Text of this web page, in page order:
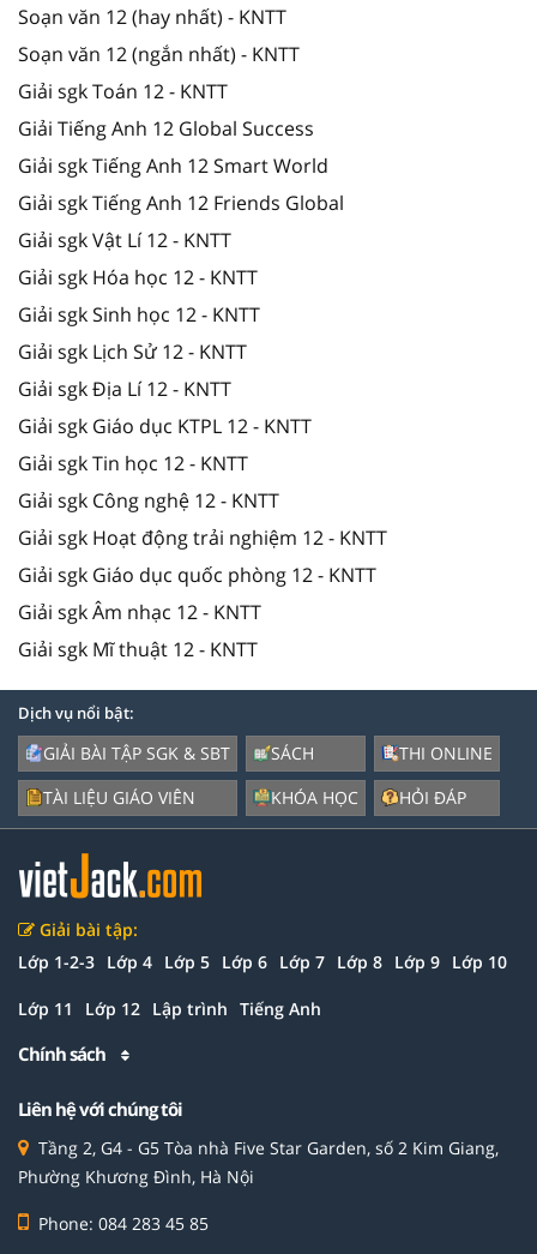
Soạn văn 12 (hay nhất) - KNTT
Soạn văn 12 (ngắn nhất) - KNTT
Giải sgk Toán 12 - KNTT
Giải Tiếng Anh 12 Global Success
Giải sgk Tiếng Anh 12 Smart World
Giải sgk Tiếng Anh 12 Friends Global
Giải sgk Vật Lí 12 - KNTT
Giải sgk Hóa học 12 - KNTT
Giải sgk Sinh học 12 - KNTT
Giải sgk Lịch Sử 12 - KNTT
Giải sgk Địa Lí 12 - KNTT
Giải sgk Giáo dục KTPL 12 - KNTT
Giải sgk Tin học 12 - KNTT
Giải sgk Công nghệ 12 - KNTT
Giải sgk Hoạt động trải nghiệm 12 - KNTT
Giải sgk Giáo dục quốc phòng 12 - KNTT
Giải sgk Âm nhạc 12 - KNTT
Giải sgk Mĩ thuật 12 - KNTT
Dịch vụ nổi bật:
GIẢI BÀI TẬP SGK & SBT
TÀI LIỆU GIÁO VIÊN
SÁCH
KHÓA HỌC
THI ONLINE
HỎI ĐÁP
Giải bài tập:
Lớp 1-2-3 Lớp 4 Lớp 5 Lớp 6 Lớp 7 Lớp 8 Lớp 9 Lớp 10
Lớp 11 Lớp 12 Lập trình Tiếng Anh
Chính sách
Liên hệ với chúng tôi
Tầng 2, G4 - G5 Tòa nhà Five Star Garden, số 2 Kim Giang,
Phường Khương Đình, Hà Nội
Phone: 084 283 45 85